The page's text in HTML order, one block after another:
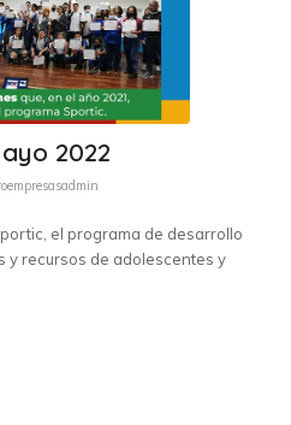
2022
el programa de desarrollo
y recursos de adolescentes y